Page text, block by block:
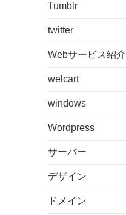
Tumblr
twitter
Webサービス紹介
welcart
windows
Wordpress
サーバー
デザイン
ドメイン